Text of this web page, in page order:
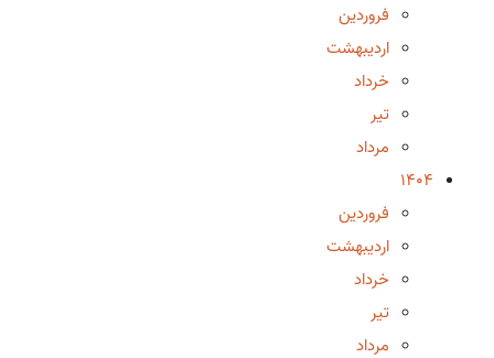
فروردین
اردیبهشت
خرداد
تیر
مرداد
1404
فروردین
اردیبهشت
خرداد
تیر
مرداد